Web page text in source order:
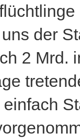
der
2 Mrd.